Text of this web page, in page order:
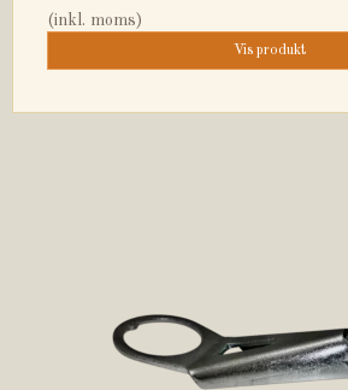
(inkl. moms)
Vis produkt